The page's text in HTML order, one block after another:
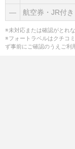
― 航空券・JR付き
※未対応または確認がとれ
※フォートラベルはクチコ
ず事前にご確認のうえご利